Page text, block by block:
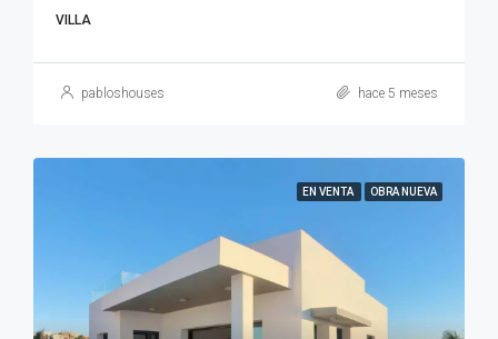
VILLA
pabloshouses hace 5 meses
EN VENTA OBRA NUEVA